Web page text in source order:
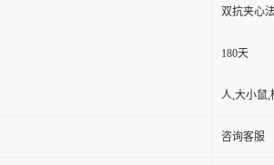
双抗夹心
180天
人,大小鼠,
咨询客服